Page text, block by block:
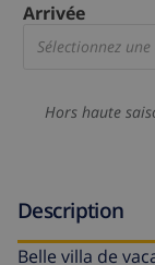
Arrivée
Sélectionnez
Hors haute
Description
Belle villa de